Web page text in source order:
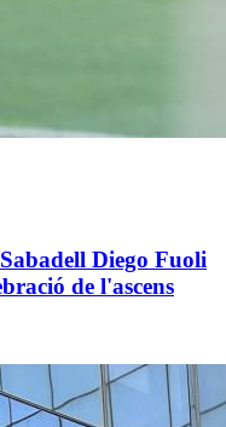
Diego Fuoli
de l'ascens